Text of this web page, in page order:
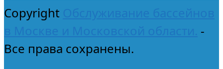
Copyright Обслуживание бассейнов
в Москве и Московской области. -
Все права сохранены.